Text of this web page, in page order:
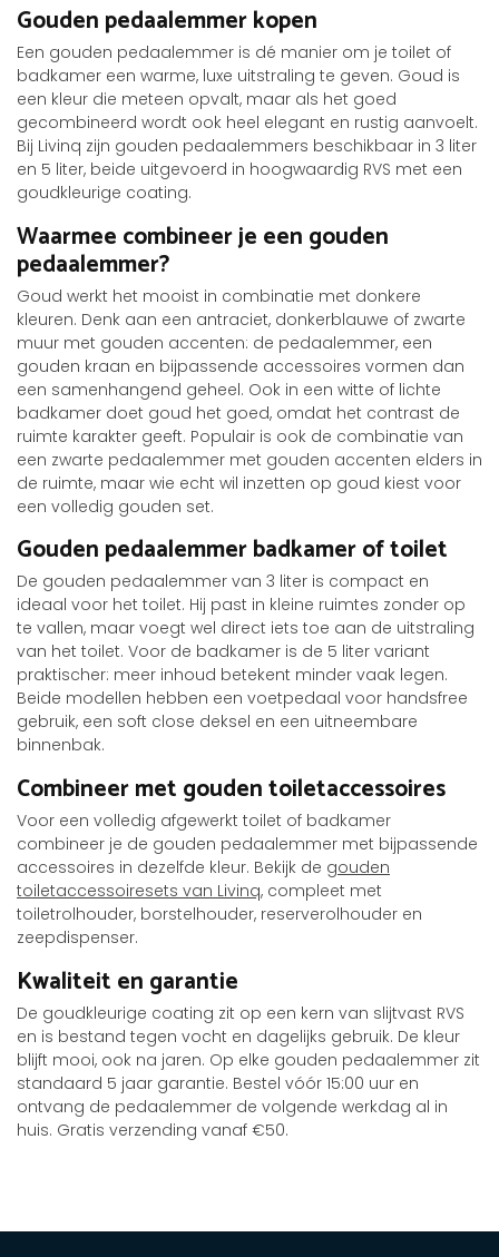
Gouden pedaalemmer kopen
Een gouden pedaalemmer is dé manier om je toilet of
badkamer een warme, luxe uitstraling te geven. Goud is
een kleur die meteen opvalt, maar als het goed
gecombineerd wordt ook heel elegant en rustig aanvoelt.
Bij Livinq zijn gouden pedaalemmers beschikbaar in 3 liter
en 5 liter, beide uitgevoerd in hoogwaardig RVS met een
goudkleurige coating.
Waarmee combineer je een gouden
pedaalemmer?
Goud werkt het mooist in combinatie met donkere
kleuren. Denk aan een antraciet, donkerblauwe of zwarte
muur met gouden accenten: de pedaalemmer, een
gouden kraan en bijpassende accessoires vormen dan
een samenhangend geheel. Ook in een witte of lichte
badkamer doet goud het goed, omdat het contrast de
ruimte karakter geeft. Populair is ook de combinatie van
een zwarte pedaalemmer met gouden accenten elders in
de ruimte, maar wie echt wil inzetten op goud kiest voor
een volledig gouden set.
Gouden pedaalemmer badkamer of toilet
De gouden pedaalemmer van 3 liter is compact en
ideaal voor het toilet. Hij past in kleine ruimtes zonder op
te vallen, maar voegt wel direct iets toe aan de uitstraling
van het toilet. Voor de badkamer is de 5 liter variant
praktischer: meer inhoud betekent minder vaak legen.
Beide modellen hebben een voetpedaal voor handsfree
gebruik, een soft close deksel en een uitneembare
binnenbak.
Combineer met gouden toiletaccessoires
Voor een volledig afgewerkt toilet of badkamer
combineer je de gouden pedaalemmer met bijpassende
accessoires in dezelfde kleur. Bekijk de gouden
toiletaccessoiresets van Livinq, compleet met
toiletrolhouder, borstelhouder, reserverolhouder en
zeepdispenser.
Kwaliteit en garantie
De goudkleurige coating zit op een kern van slijtvast RVS
en is bestand tegen vocht en dagelijks gebruik. De kleur
blijft mooi, ook na jaren. Op elke gouden pedaalemmer zit
standaard 5 jaar garantie. Bestel vóór 15:00 uur en
ontvang de pedaalemmer de volgende werkdag al in
huis. Gratis verzending vanaf €50.